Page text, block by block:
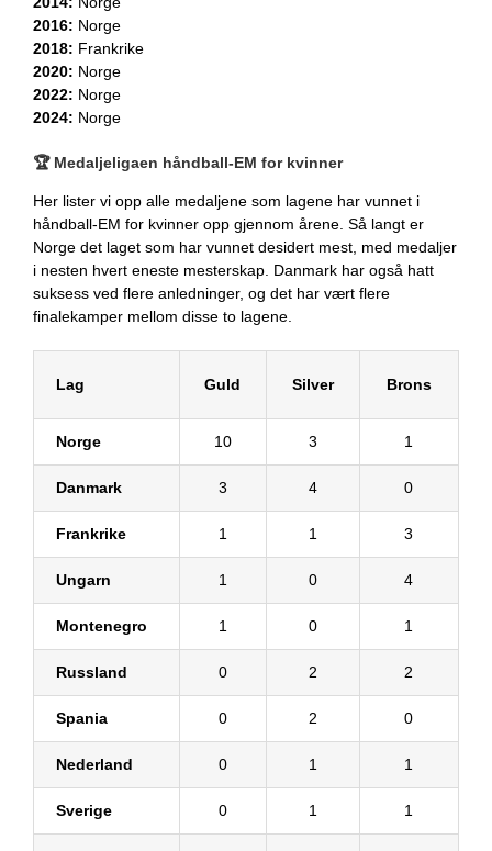
2016: Norge
2018: Frankrike
2020: Norge
2022: Norge
2024: Norge
🏆 Medaljeligaen håndball-EM for kvinner
Her lister vi opp alle medaljene som lagene har vunnet i
håndball-EM for kvinner opp gjennom årene. Så langt er
Norge det laget som har vunnet desidert mest, med medaljer
i nesten hvert eneste mesterskap. Danmark har også hatt
suksess ved flere anledninger, og det har vært flere
finalekamper mellom disse to lagene.
Lag Guld Silver Brons
Norge 10 3 1
Danmark 3 4 0
Frankrike 1 1 3
Ungarn 1 0 4
Montenegro 1 0 1
Russland 0 2 2
Spania 0 2 0
Nederland 0 1 1
Sverige 0 1 1